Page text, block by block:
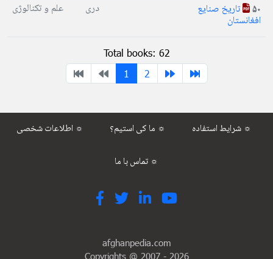
50 تاریخ صنایع
افغانستان
دری علم و تکنالوژی
Total books: 62
1
2
اطلاعات شخصی ☼ ما کی استیم؟ ☼ شرایط استفاده ☼
تماس با ما ☼
afghanpedia.com
Copyrights @ 2007 - 2026